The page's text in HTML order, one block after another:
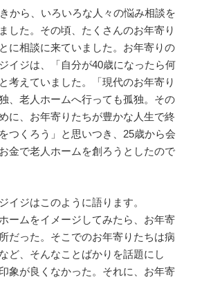
から、いろいろな人々の悩み相談を
した。その頃、たくさんのお年寄り
に相談に来ていました。お年寄りの
イジは、「自分が40歳になったら何
考えていました。「現代のお年寄り
、老人ホームへ行っても孤独。その
に、お年寄りたちが豊かな人生で終
つくろう」と思いつき、25歳から会
金で老人ホームを創ろうとしたので
イジはこのように語ります。
ームをイメージしてみたら、お年寄
だった。そこでのお年寄りたちは病
ど、そんなことばかりを話題にし
象が良くなかった。それに、お年寄